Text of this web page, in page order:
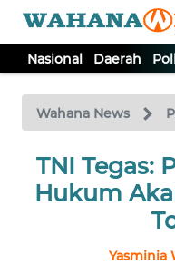
Nasional Daerah
Wahana News
TNI Tegas:
Hukum
Yasminia
TV
Tutup
NASIONAL